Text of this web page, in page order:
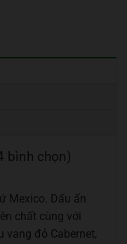
bình chọn)
Mexico. Dấu ấn
chất cùng với
vang đỏ Cabernet,